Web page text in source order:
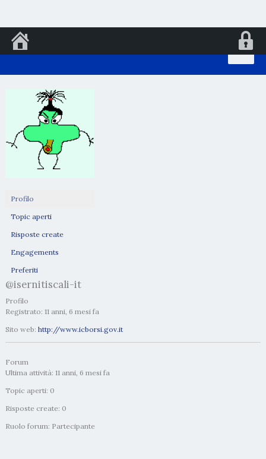
al
Profilo
Topic aperti
Risposte create
Engagements
Preferiti
@isernitiscali-it
Profilo
Registrato: 11 anni, 6 mesi fa
Sito web: http://www.icborsi.gov.it
Forum
Ultima attività: 11 anni, 6 mesi fa
Topic aperti: 0
Risposte create: 0
Ruolo forum: Partecipante